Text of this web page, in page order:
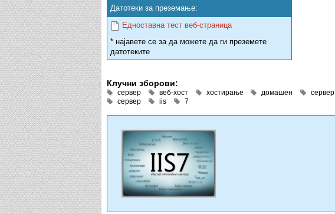
Датотеки за преземање:
Едноставна тест веб-страница
* најавете се за да можете да ги преземете
датотеките
Клучни зборови:
сервер веб-хост хостирање домашен сервер
сервер
iis 7